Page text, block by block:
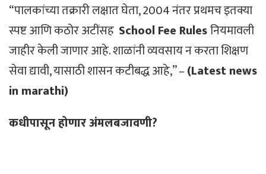
“पालकांच्या तक्रारी लक्षात घेता, 2004 नंतर प्रथमच इतक्या
स्पष्ट आणि कठोर अटींसह School Fee Rulesनियमावली
जाहीर केली जाणार आहे. शाळांनी व्यवसाय न करता शिक्षण
सेवा द्यावी, यासाठी शासन कटीबद्ध आहे,” –(Latest news
in marathi)
कधीपासून होणार अंमलबजावणी?